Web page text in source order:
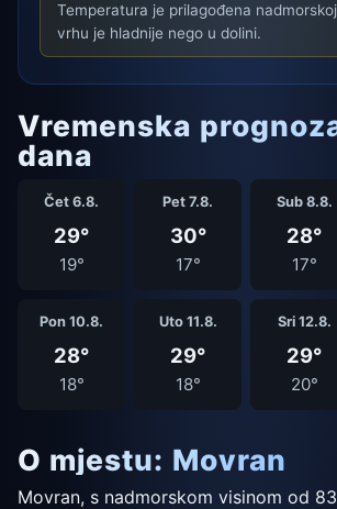
Temperatura je prilagođena
vrhu je hladnije nego u dolini.
Vremenska
dana
Čet 6.8.
29°
19°
Pet 7.8.
30°
17°
Sub 8.8.
28°
17°
Pon 10.8.
28°
18°
Uto 11.8.
29°
18°
Sri 12.8.
29°
20°
O mjestu: Movran
Movran, s nadmorskom visinom od